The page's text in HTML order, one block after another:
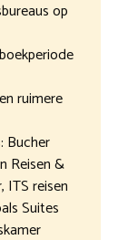
op
ruimere
Bucher
Reisen &
ITS reisen
Suites